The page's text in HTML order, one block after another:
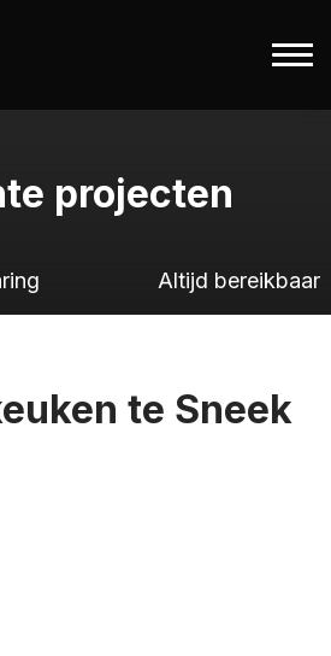
projecten
Altijd bereikbaar
te Sneek